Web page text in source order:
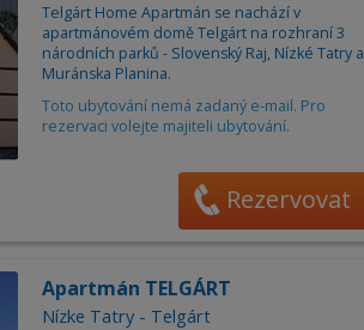
Telgárt Home Apartmán se nachází v
apartmánovém domě Telgárt na rozhraní 3
národních parků - Slovenský Raj, Nízké Tatry a
Muránska Planina.
Toto ubytování nemá zadaný e-mail. Pro
rezervaci volejte majiteli ubytování.
Rezervovat
Apartmán TELGÁRT
Nízke Tatry - Telgárt